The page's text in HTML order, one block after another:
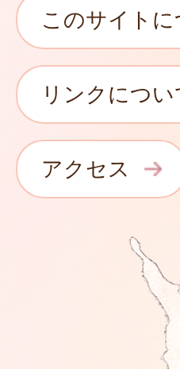
このサイトに
リンクについ
アクセス